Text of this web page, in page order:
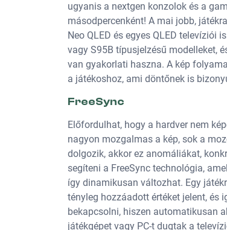
ugyanis a nextgen konzolok és a
másodpercenként! A mai jobb,
Neo QLED és egyes QLED televíziói
vagy S95B típusjelzésű modelleket,
van gyakorlati haszna. A kép
a játékoshoz, ami döntőnek is
FreeSync
Előfordulhat, hogy a hardver nem
nagyon mozgalmas a kép, sok a
dolgozik, akkor ez anomáliákat,
segíteni a FreeSync technológia,
így dinamikusan változhat. Egy
tényleg hozzáadott értéket jelent, és
bekapcsolni, hiszen automatikusan
játékgépet vagy PC-t dugtak a